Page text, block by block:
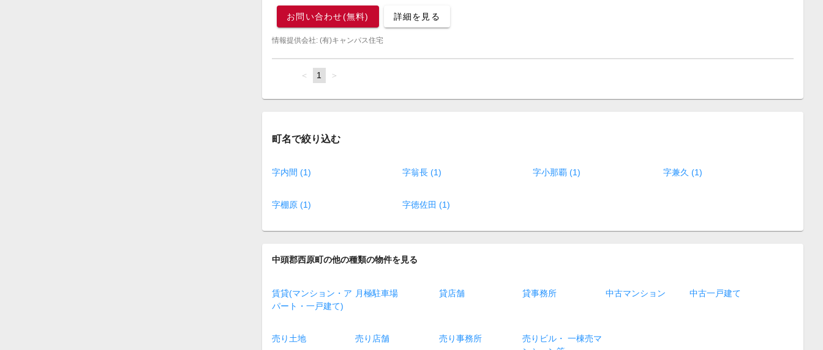
お問い合わせ(無料) 詳細を見る
情報提供会社: (有)キャンパス住宅
page
You're
page
1 page
町名で絞り込む
字内間 (1) 字翁長 (1) 字小那覇 (1) 字兼久 (1)
字棚原 (1) 字徳佐田 (1)
中頭郡西原町の他の種類の物件を見る
賃貸(マンション・ア
パート・一戸建て)
月極駐車場 貸店舗 貸事務所 中古マンション 中古一戸建て
売り土地 売り店舗 売り事務所
売りビル・ 一棟売マ